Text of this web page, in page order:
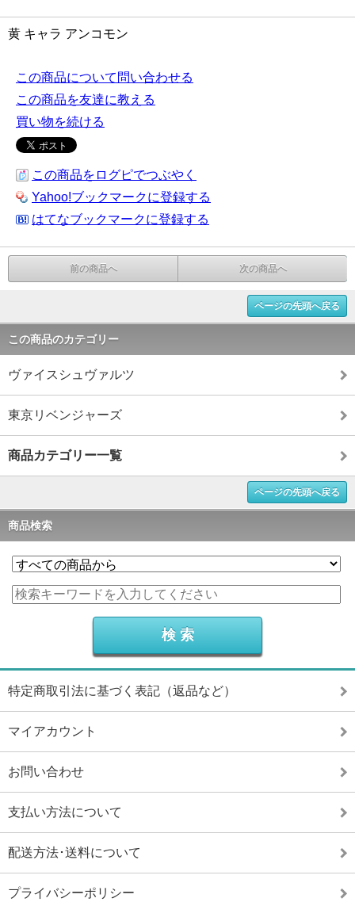
黄 キャラ アンコモン
この商品について問い合わせる
この商品を友達に教える
買い物を続ける
この商品をログピでつぶやく
Yahoo!ブックマークに登録する
はてなブックマークに登録する
前の商品へ 次の商品へ
ページの先頭へ戻る
この商品のカテゴリー
ヴァイスシュヴァルツ
東京リベンジャーズ
商品カテゴリー一覧
ページの先頭へ戻る
商品検索
特定商取引法に基づく表記（返品など）
マイアカウント
お問い合わせ
支払い方法について
配送方法･送料について
プライバシーポリシー